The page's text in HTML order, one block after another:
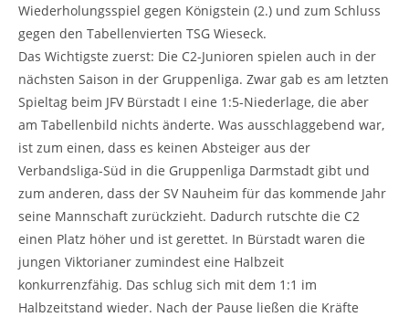
Wiederholungsspiel gegen Königstein (2.) und zum Schluss
gegen den Tabellenvierten TSG Wieseck.
Das Wichtigste zuerst: Die C2-Junioren spielen auch in der
nächsten Saison in der Gruppenliga. Zwar gab es am letzten
Spieltag beim JFV Bürstadt I eine 1:5-Niederlage, die aber
am Tabellenbild nichts änderte. Was ausschlaggebend war,
ist zum einen, dass es keinen Absteiger aus der
Verbandsliga-Süd in die Gruppenliga Darmstadt gibt und
zum anderen, dass der SV Nauheim für das kommende Jahr
seine Mannschaft zurückzieht. Dadurch rutschte die C2
einen Platz höher und ist gerettet. In Bürstadt waren die
jungen Viktorianer zumindest eine Halbzeit
konkurrenzfähig. Das schlug sich mit dem 1:1 im
Halbzeitstand wieder. Nach der Pause ließen die Kräfte